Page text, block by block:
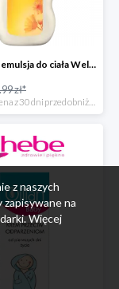
Łagodząca emulsja do ciała Weleda
zł*
z naszych
zapisywane na
Więcej